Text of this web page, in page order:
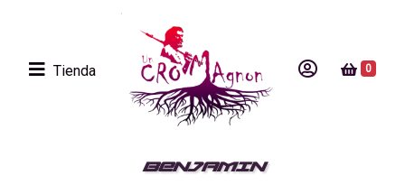
Tienda 0
BENJAMIN